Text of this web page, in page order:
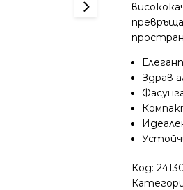
бяла
стенна
лампа
алуминий
1xGU10
Здрав
Код: